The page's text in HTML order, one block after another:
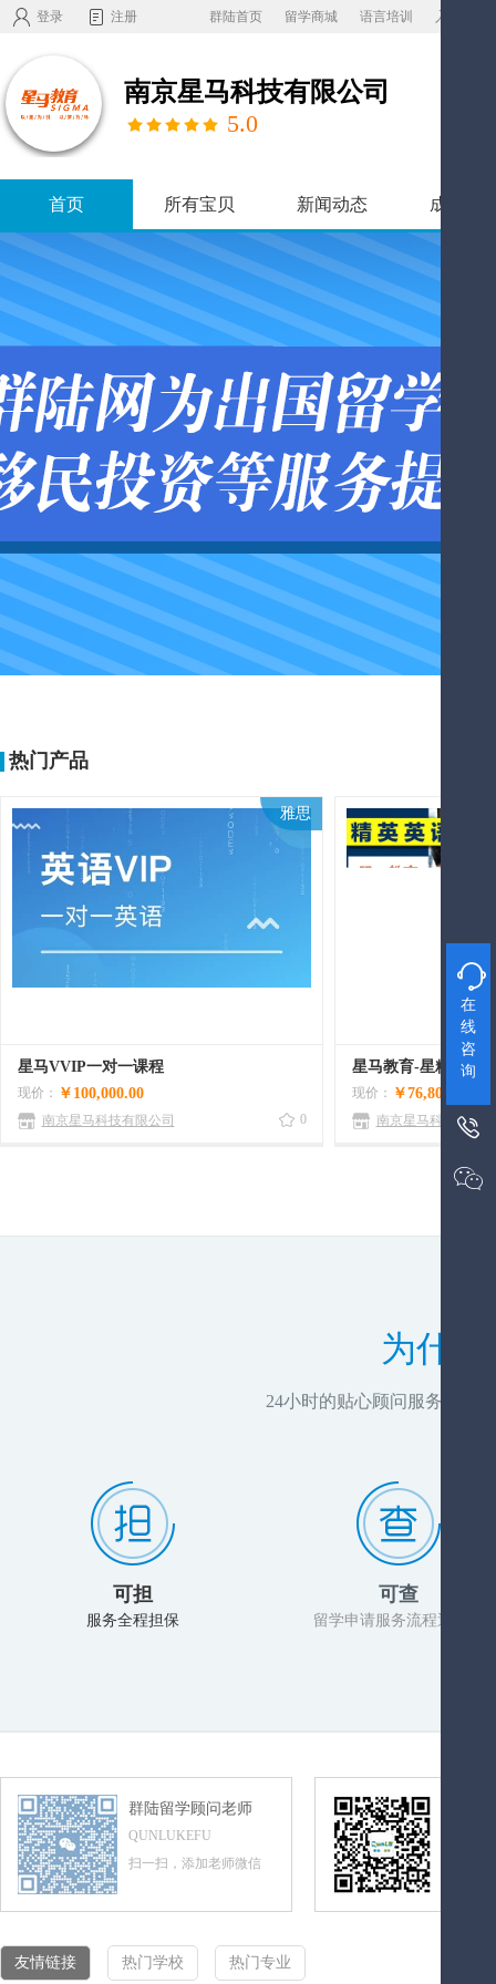
登录 注册 群陆首页 留学商城 语言培训 入驻机构
南京星马科技有限公司
5.0
首页 所有宝贝 新闻动态 成功案
热门产品
雅思
星马VVIP一对一课程
现价： ￥100,000.00
南京星马科技有限公司 0
星马教育-星精英计
现价： ￥76,800.00
南京星马科技有限
为什
24小时的贴心顾问服务，推
可担
服务全程担保
可查
留学申请服务流程透明化
群陆留学顾问老师
QUNLUKEFU
扫一扫，添加老师微信
友情链接 热门学校 热门专业

在
线
咨
询

